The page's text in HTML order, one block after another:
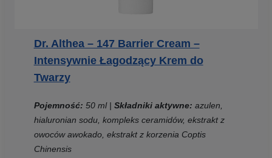
Dr. Althea – 147 Barrier Cream –
Intensywnie Łagodzący Krem do
Twarzy
Pojemność: 50 ml | Składniki aktywne: azulen,
hialuronian sodu, kompleks ceramidów, ekstrakt z
owoców awokado, ekstrakt z korzenia Coptis
Chinensis